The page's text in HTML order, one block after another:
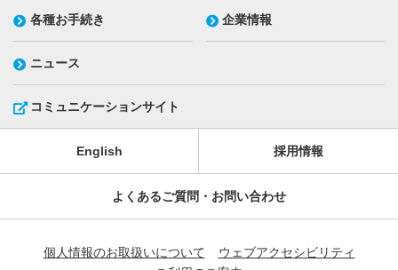
各種お手続き 企業情報
ニュース
コミュニケーションサイト
English 採用情報
よくあるご質問・お問い合わせ
個人情報のお取扱いについて
ウェブアクセシビリティ